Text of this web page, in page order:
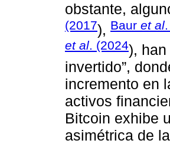
obstante,
(2017), Baur et al
et al. (2024),
invertido”,
incremento en
activos
Bitcoin exhibe
asimétrica de